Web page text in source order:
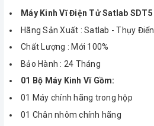
Máy Kinh Vĩ Điện Tử Satlab SDT5
Hãng Sản Xuất : Satlab - Thụy Điển
Chất Lượng : Mới 100%
Bảo Hành : 24 Tháng
01 Bộ Máy Kinh Vĩ Gồm:
01 Máy chính hãng trong hộp
01 Chân nhôm chính hãng